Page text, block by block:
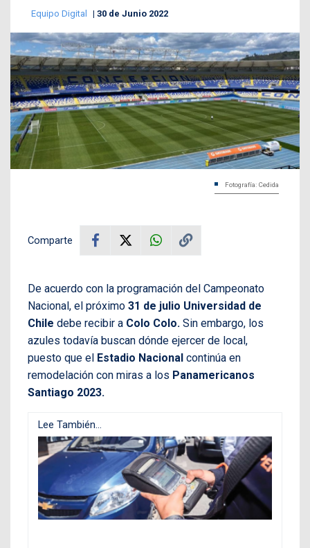
Equipo Digital 30 de Junio 2022
Fotografía: Cedida
Comparte
De acuerdo con la programación del Campeonato
Nacional, el próximo 31 de julio Universidad de
Chile debe recibir a Colo Colo. Sin embargo, los
azules todavía buscan dónde ejercer de local,
puesto que el Estadio Nacional continúa en
remodelación con miras a los Panamericanos
Santiago 2023.
Lee También...